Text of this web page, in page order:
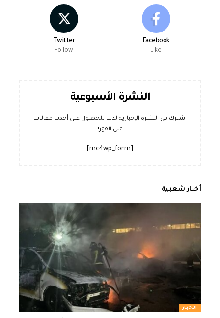
Facebook
Like
Twitter
Follow
النشرة الأسبوعية
اشترك في النشرة الإخبارية لدينا للحصول على أحدث مقالاتنا
على الفور!
[mc4wp_form]
أخبار شعبية
الأخبار